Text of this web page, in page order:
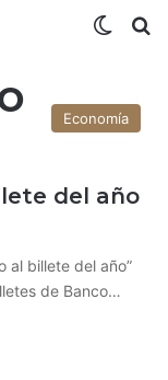
Economía
del año
al billete del año”
de Banco…